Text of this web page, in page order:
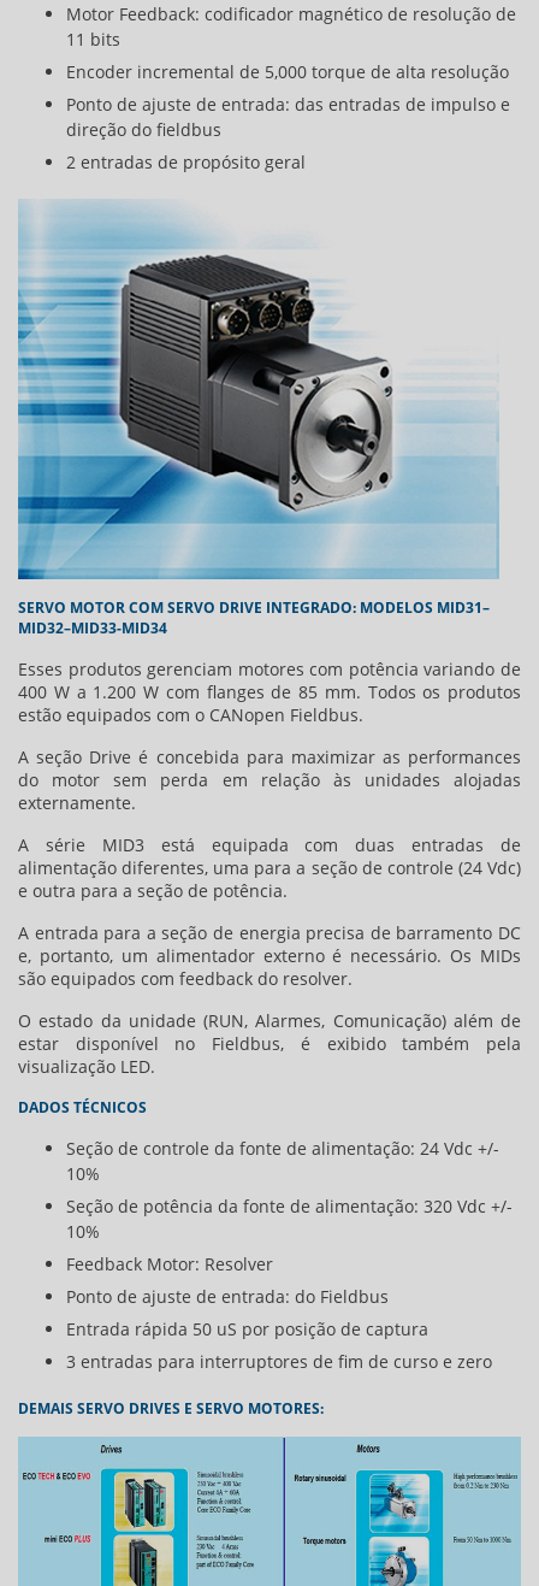
Motor Feedback: codificador magnético de resolução de
11 bits
Encoder incremental de 5,000 torque de alta resolução
Ponto de ajuste de entrada: das entradas de impulso e
direção do fieldbus
2 entradas de propósito geral
SERVO MOTOR COM SERVO DRIVE INTEGRADO: MODELOS MID31–
MID32–MID33-MID34
Esses produtos gerenciam motores com potência variando de
400 W a 1.200 W com flanges de 85 mm. Todos os produtos
estão equipados com o CANopen Fieldbus.
A seção Drive é concebida para maximizar as performances
do motor sem perda em relação às unidades alojadas
externamente.
A série MID3 está equipada com duas entradas de
alimentação diferentes, uma para a seção de controle (24 Vdc)
e outra para a seção de potência.
A entrada para a seção de energia precisa de barramento DC
e, portanto, um alimentador externo é necessário. Os MIDs
são equipados com feedback do resolver.
O estado da unidade (RUN, Alarmes, Comunicação) além de
estar disponível no Fieldbus, é exibido também pela
visualização LED.
DADOS TÉCNICOS
Seção de controle da fonte de alimentação: 24 Vdc +/-
10%
Seção de potência da fonte de alimentação: 320 Vdc +/-
10%
Feedback Motor: Resolver
Ponto de ajuste de entrada: do Fieldbus
Entrada rápida 50 uS por posição de captura
3 entradas para interruptores de fim de curso e zero
DEMAIS SERVO DRIVES E SERVO MOTORES: